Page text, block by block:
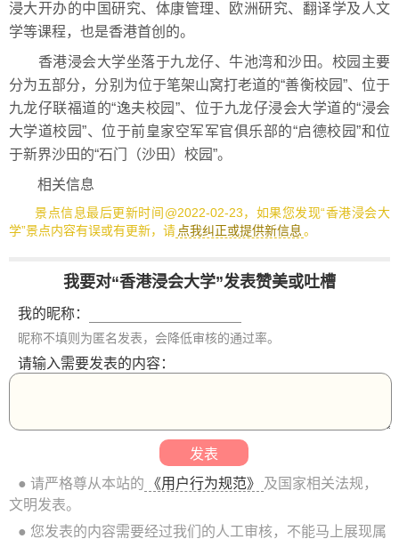
浸大开办的中国研究、体康管理、欧洲研究、翻译学及人文
学等课程，也是香港首创的。
香港浸会大学坐落于九龙仔、牛池湾和沙田。校园主要
分为五部分，分别为位于笔架山窝打老道的“善衡校园”、位于
九龙仔联福道的“逸夫校园”、位于九龙仔浸会大学道的“浸会
大学道校园”、位于前皇家空军军官俱乐部的“启德校园”和位
于新界沙田的“石门（沙田）校园”。
相关信息
景点信息最后更新时间@2022-02-23，如果您发现“香港浸会大
学”景点内容有误或有更新，请 点我纠正或提供新信息。
我要对“香港浸会大学”发表赞美或吐槽
我的昵称：
昵称不填则为匿名发表，会降低审核的通过率。
请输入需要发表的内容：
● 请严格尊从本站的 《用户行为规范》
及国家相关法规，
文明发表。
● 您发表的内容需要经过我们的人工审核，不能马上展现属